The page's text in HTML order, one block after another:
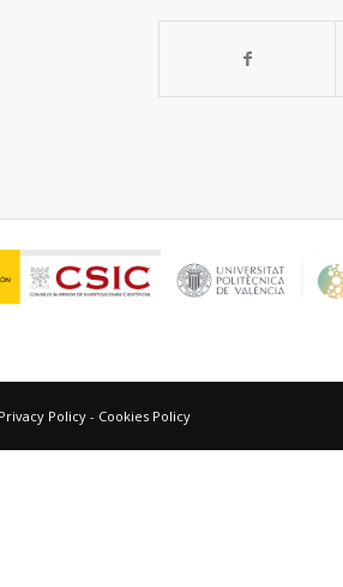
Privacy Policy - Cookies Policy